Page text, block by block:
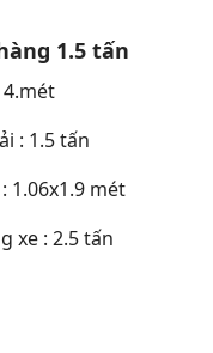
1.5 tấn
4.mét
: 1.5 tấn
1.06x1.9 mét
xe : 2.5 tấn